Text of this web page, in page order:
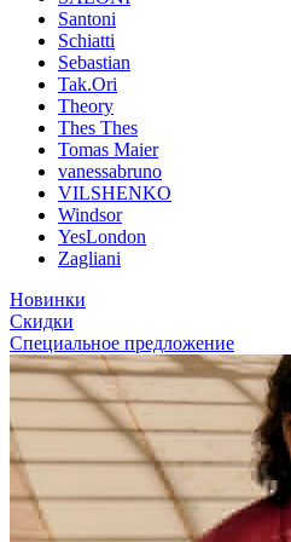
Santoni
Schiatti
Sebastian
Tak.Ori
Theory
Thes Thes
Tomas Maier
vanessabruno
VILSHENKO
Windsor
YesLondon
Zagliani
Новинки
Скидки
Специальное предложение